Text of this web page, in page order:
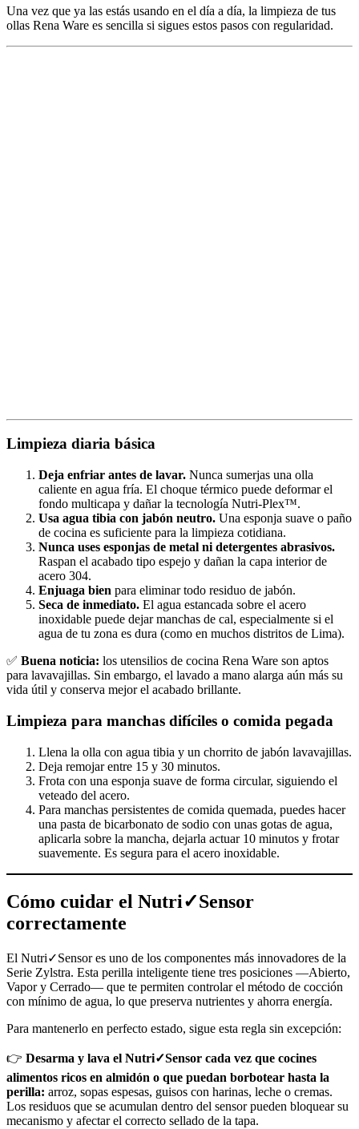
Una vez que ya las estás usando en el día a día, la limpieza de tus
ollas Rena Ware es sencilla si sigues estos pasos con regularidad.
Limpieza diaria básica
Deja enfriar antes de lavar. Nunca sumerjas una olla
caliente en agua fría. El choque térmico puede deformar el
fondo multicapa y dañar la tecnología Nutri-Plex™.
Usa agua tibia con jabón neutro. Una esponja suave o paño
de cocina es suficiente para la limpieza cotidiana.
Nunca uses esponjas de metal ni detergentes abrasivos.
Raspan el acabado tipo espejo y dañan la capa interior de
acero 304.
Enjuaga bien para eliminar todo residuo de jabón.
Seca de inmediato. El agua estancada sobre el acero
inoxidable puede dejar manchas de cal, especialmente si el
agua de tu zona es dura (como en muchos distritos de Lima).
✅ Buena noticia: los utensilios de cocina Rena Ware son aptos
para lavavajillas. Sin embargo, el lavado a mano alarga aún más su
vida útil y conserva mejor el acabado brillante.
Limpieza para manchas difíciles o comida pegada
Llena la olla con agua tibia y un chorrito de jabón lavavajillas.
Deja remojar entre 15 y 30 minutos.
Frota con una esponja suave de forma circular, siguiendo el
veteado del acero.
Para manchas persistentes de comida quemada, puedes hacer
una pasta de bicarbonato de sodio con unas gotas de agua,
aplicarla sobre la mancha, dejarla actuar 10 minutos y frotar
suavemente. Es segura para el acero inoxidable.
Cómo cuidar el Nutri✓Sensor
correctamente
El Nutri✓Sensor es uno de los componentes más innovadores de la
Serie Zylstra. Esta perilla inteligente tiene tres posiciones —Abierto,
Vapor y Cerrado— que te permiten controlar el método de cocción
con mínimo de agua, lo que preserva nutrientes y ahorra energía.
Para mantenerlo en perfecto estado, sigue esta regla sin excepción:
👉 Desarma y lava el Nutri✓Sensor cada vez que cocines
alimentos ricos en almidón o que puedan borbotear hasta la
perilla: arroz, sopas espesas, guisos con harinas, leche o cremas.
Los residuos que se acumulan dentro del sensor pueden bloquear su
mecanismo y afectar el correcto sellado de la tapa.